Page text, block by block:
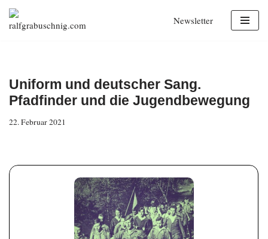
Zum
Newsletter
Uniform und deutscher Sang.
Pfadfinder und die Jugendbewegung
22. Februar 2021